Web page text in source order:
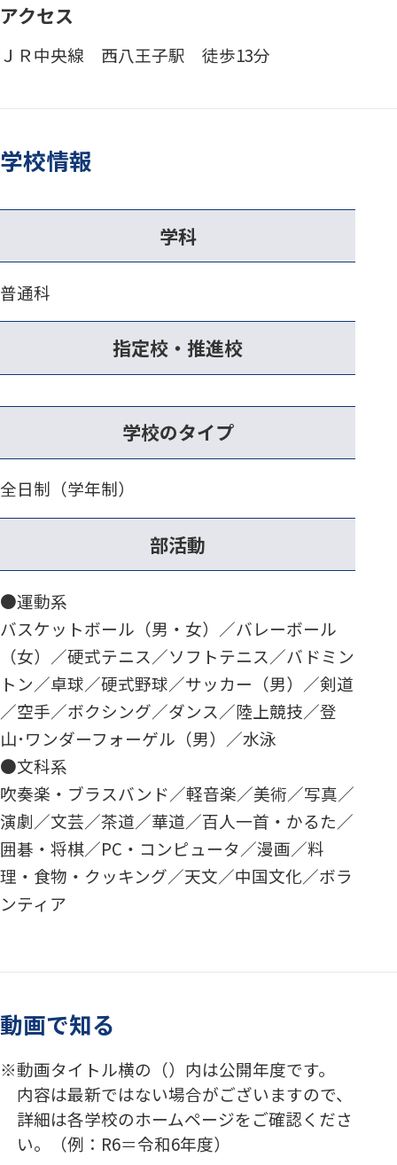
アクセス
ＪＲ中央線 西八王子駅 徒歩13分
学校情報
学科
普通科
指定校・推進校
学校のタイプ
全日制（学年制）
部活動
●運動系
バスケットボール（男・女）／バレーボール
（女）／硬式テニス／ソフトテニス／バドミン
トン／卓球／硬式野球／サッカー（男）／剣道
／空手／ボクシング／ダンス／陸上競技／登
山･ワンダーフォーゲル（男）／水泳
●文科系
吹奏楽・ブラスバンド／軽音楽／美術／写真／
演劇／文芸／茶道／華道／百人一首・かるた／
囲碁・将棋／PC・コンピュータ／漫画／料
理・食物・クッキング／天文／中国文化／ボラ
ンティア
動画で知る
動画タイトル横の（）内は公開年度です。
内容は最新ではない場合がございますので、
詳細は各学校のホームページをご確認くださ
い。（例：R6＝令和6年度）